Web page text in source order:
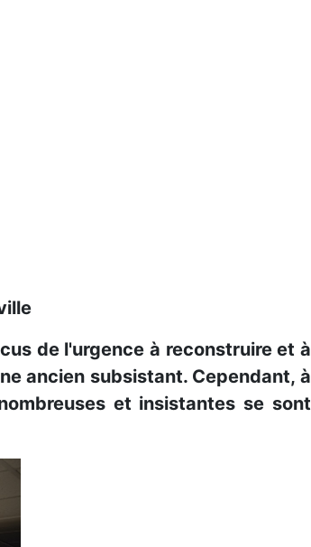
de l'urgence à reconstruire et à
ancien subsistant. Cependant, à
et insistantes se sont